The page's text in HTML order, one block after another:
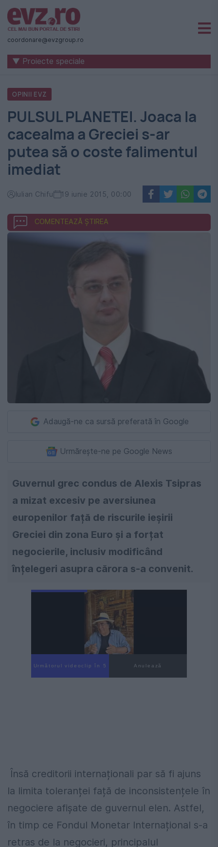
Știri
naționale
internaționale
România
-
Evenimentul
Zilei
coordonare@evzgroup.ro
▼ Proiecte speciale
OPINII EVZ
PULSUL PLANETEI. Joaca la
cacealma a Greciei s-ar
putea să o coste falimentul
imediat
Iulian Chifu 19 iunie 2015, 00:00
COMENTEAZĂ ȘTIREA
Adaugă-ne ca sursă preferată în Google
Urmărește-ne pe Google News
Guvernul grec condus de Alexis Tsipras
a mizat excesiv pe aversiunea
europenilor față de riscurile ieșirii
Greciei din zona Euro și a forțat
negocierile, inclusiv modificând
înțelegeri asupra cărora s-a convenit.
Următorul videoclip în 3 Anulează
Însă creditorii internaționali par să fi ajuns
la limita toleranței față de inconsistențele în
negociere afișate de guvernul elen. Astfel,
în timp ce Fondul Monetar Internațional s-a
retras de la negocieri, principalul